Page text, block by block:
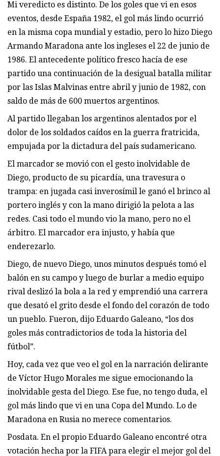
Mi veredicto es distinto. De los goles que vi en esos
eventos, desde España 1982, el gol más lindo ocurrió
en la misma copa mundial y estadio, pero lo hizo Diego
Armando Maradona ante los ingleses el 22 de junio de
1986. El antecedente político fresco hacía de ese
partido una continuación de la desigual batalla militar
por las Islas Malvinas entre abril y junio de 1982, con
saldo de más de 600 muertos argentinos.
Al partido llegaban los argentinos alentados por el
dolor de los soldados caídos en la guerra fratricida,
empujada por la dictadura del país sudamericano.
El marcador se movió con el gesto inolvidable de
Diego, producto de su picardía, una travesura o
trampa: en jugada casi inverosímil le ganó el brinco al
portero inglés y con la mano dirigió la pelota a las
redes. Casi todo el mundo vio la mano, pero no el
árbitro. El marcador era injusto, y había que
enderezarlo.
Diego, de nuevo Diego, unos minutos después tomó el
balón en su campo y luego de burlar a medio equipo
rival deslizó la bola a la red y emprendió una carrera
que desató el grito desde el fondo del corazón de todo
un pueblo. Fueron, dijo Eduardo Galeano, “los dos
goles más contradictorios de toda la historia del
fútbol”.
Hoy, cada vez que veo el gol en la narración delirante
de Víctor Hugo Morales me sigue emocionando la
inolvidable gesta del Diego. Ese fue, no tengo duda, el
gol más lindo que vi en una Copa del Mundo. Lo de
Maradona en Rusia no merece comentarios.
Posdata. En el propio Eduardo Galeano encontré otra
votación hecha por la FIFA para elegir el mejor gol del